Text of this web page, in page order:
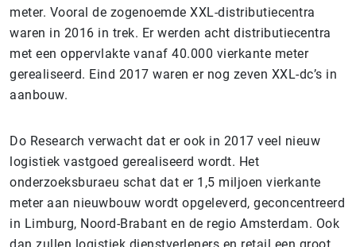
meter. Vooral de zogenoemde XXL-distributiecentra
waren in 2016 in trek. Er werden acht distributiecentra
met een oppervlakte vanaf 40.000 vierkante meter
gerealiseerd. Eind 2017 waren er nog zeven XXL-dc’s in
aanbouw.
Do Research verwacht dat er ook in 2017 veel nieuw
logistiek vastgoed gerealiseerd wordt. Het
onderzoeksburaeu schat dat er 1,5 miljoen vierkante
meter aan nieuwbouw wordt opgeleverd, geconcentreerd
in Limburg, Noord-Brabant en de regio Amsterdam. Ook
dan zullen logistiek dienstverleners en retail een groot